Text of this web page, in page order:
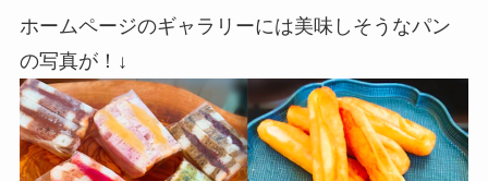
ホームページのギャラリーには美味しそうなパン
の写真が！↓